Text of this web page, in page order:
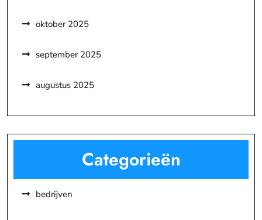
oktober 2025
september 2025
augustus 2025
Categorieën
bedrijven